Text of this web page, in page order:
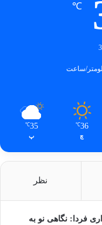
℃
36
℃
چ
35
℃
پ
نظر
فردا: نگاهی نو به